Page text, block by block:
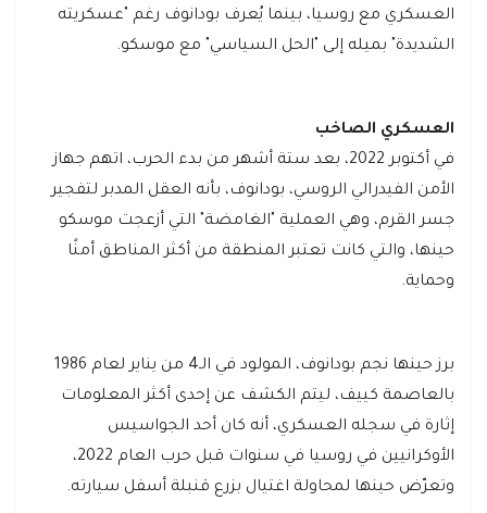
العسكري مع روسيا، بينما يُعرف بودانوف رغم "عسكريته
الشديدة" بميله إلى "الحل السياسي" مع موسكو.
العسكري الصاخب
في أكتوبر 2022، بعد ستة أشهر من بدء الحرب، اتهم جهاز
الأمن الفيدرالي الروسي، بودانوف، بأنه العقل المدبر لتفجير
جسر القرم، وهي العملية "الغامضة" التي أزعجت موسكو
حينها، والتي كانت تعتبر المنطقة من أكثر المناطق أمنًا
وحماية.
برز حينها نجم بودانوف، المولود في الـ4 من يناير لعام 1986
بالعاصمة كييف، ليتم الكشف عن إحدى أكثر المعلومات
إثارة في سجله العسكري، أنه كان أحد الجواسيس
الأوكرانيين في روسيا في سنوات قبل حرب العام 2022،
وتعرّض حينها لمحاولة اغتيال بزرع قنبلة أسفل سيارته.